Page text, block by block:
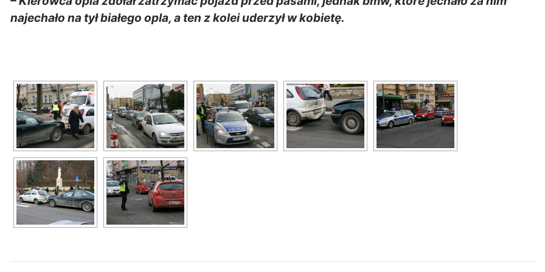
najechało na tył białego opla, a ten z kolei uderzył w kobietę.